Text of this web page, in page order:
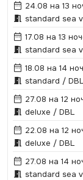
24.08 на 13
standard sea
17.08 на 13
standard sea
18.08 на 14
standard / DBL
27.08 на 12
deluxe / DBL
22.08 на 12
deluxe / DBL
27.08 на 14
standard sea